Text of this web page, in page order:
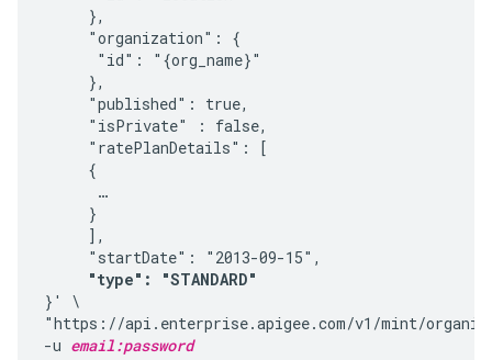
     },
     "organization": {
      "id": "{org_name}"
     },
     "published": true,
     "isPrivate" : false,
     "ratePlanDetails": [
     {
      …
     }
     ],
     "startDate": "2013-09-15",
"type": "STANDARD"
}' \
"https://api.enterprise.apigee.com/v1/mint/
-u email:password